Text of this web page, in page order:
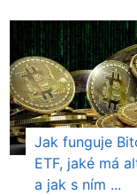
Jak funguje
ETF, jaké má
a jak s ním ...